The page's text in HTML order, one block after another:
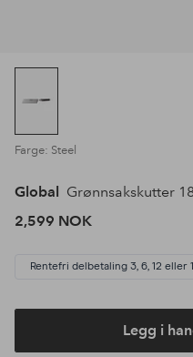
Farge: Steel
Global
Grønnsakskutter
2,599 NOK
Rentefri delbetaling 3, 6, 12 eller
Legg i